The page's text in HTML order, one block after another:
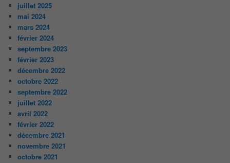
juillet 2025
mai 2024
mars 2024
février 2024
septembre 2023
février 2023
décembre 2022
octobre 2022
septembre 2022
juillet 2022
avril 2022
février 2022
décembre 2021
novembre 2021
octobre 2021